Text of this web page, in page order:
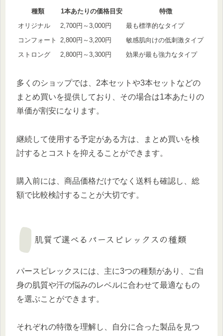
種類 1本あたりの価格目安
特徴
オリジナル
2,700円～3,000円
最も標準的なタイプ
コンフォート
2,800円～3,200円
敏感肌向けの低刺激タイプ
ストロング
2,800円～3,300円 効果が最も強力なタイプ
多くのショップでは、2本セットや3本セットなどの
まとめ買いを提供しており、その場合は1本あたりの
単価が割安になります。
継続して使用する予定がある方は、まとめ買いを検
討するとコストを抑えることができます。
購入前には、商品価格だけでなく送料も確認し、総
額で比較検討することが大切です。
肌質で選べるパースピレックスの種類
パースピレックスには、主に3つの種類があり、ご自
身の肌質や汗の悩みのレベルに合わせて最適なもの
を選ぶことができます。
それぞれの特徴を理解し、自分に合った製品を見つ